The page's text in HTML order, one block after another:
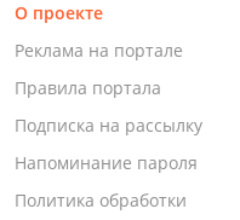
О проекте
Реклама на портале
Правила портала
Подписка на рассылку
Напоминание пароля
Политика обработки